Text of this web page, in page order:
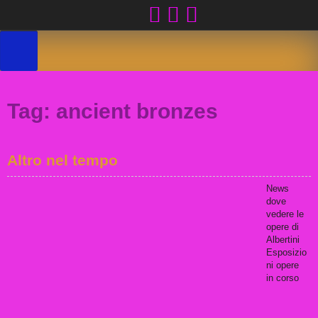
Tag: ancient bronzes
Altro nel tempo
News
dove
vedere le
opere di
Albertini
Esposizio
ni opere
in corso